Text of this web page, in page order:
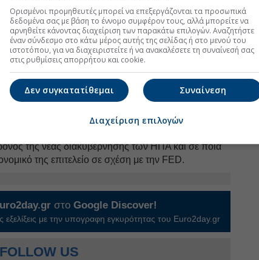
και την πρωτοφανή συσσώρευση μετρητού στην
στα οικιστικά ακίνητα είναι μια ισχυρή
κανείς δια γυμνού οφθαλμού. Ο δείκτης της
αυτοκίνητα της μεσαίας κατηγορίας -εκεί
εταιρικών επενδύσεων- χρησιμοποιείται τόσο από
για τις δικές τους εκτιμήσεις, όσο και από τους
οργανισμούς ωςred flag
κρίσης. Από τη στιγμή που συμβεί η πρώτη
ακολουθήσει το dead cat bounce (τίναγμα της
δεν απέχει πάνω από δώδεκα μήνες. Πάντως,
της νέας διακυβέρνησης των ΗΠΑ και σε ποια
της επιτελείο σε σχέση με την FED.
στοGoogle Discover!
εξελίξεις με την υπογραφη εγκυρότητας του Euro2day.gr
FOLLOW US
Ορισμένοι προμηθευτές μπορεί να επεξεργάζονται τα προσωπικά
δεδομένα σας με βάση το έννομο συμφέρον τους, αλλά μπορείτε να
αρνηθείτε κάνοντας διαχείριση των παρακάτω επιλογών. Αναζητήστε
έναν σύνδεσμο στο κάτω μέρος αυτής της σελίδας ή στο μενού του
ιστοτόπου, για να διαχειριστείτε ή να ανακαλέσετε τη συναίνεσή σας
στις ρυθμίσεις απορρήτου και cookie.
Συναίνεση
Δεν συγκατατίθεμαι
Διαχείριση επιλογών